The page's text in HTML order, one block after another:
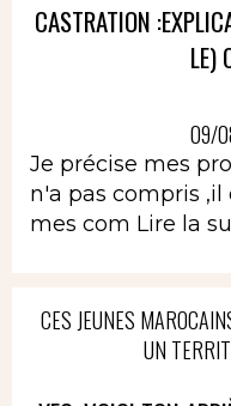
CASTRATION
LE)
09/
Je précise mes
n'a pas compris
mes com Lire la
CES JEUNES
UN